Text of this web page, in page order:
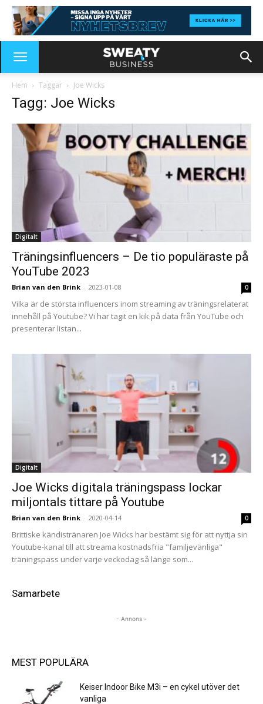
Hem Taggar Joe Wicks
Tagg: Joe Wicks
Digitalt
Träningsinfluencers – De tio populäraste på
YouTube 2023
Brian van den Brink - 2023-01-08 0
Vilka är de största influencers inom streaming av träningsrelaterat
innehåll på Youtube? Vi har tagit en kik på data från YouTube och
presenterar listan...
Digitalt
Joe Wicks digitala träningspass lockar
miljontals tittare på Youtube
Brian van den Brink - 2020-04-14 0
Brittiske kändistränaren Joe Wicks har bestämt sig för att nyttja sin
Youtube-kanal till att streama kostnadsfria "familjevänliga"
träningspass under varje veckodag så länge som...
Samarbete
- Annons -
MEST POPULÄRA
Keiser Indoor Bike M3i – en cykel utöver det
vanliga